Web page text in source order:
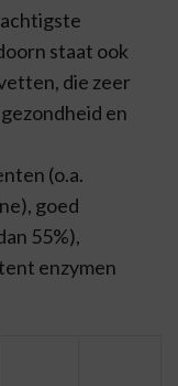
staat ook
die zeer
en
(o.a.
goed
55%),
enzymen